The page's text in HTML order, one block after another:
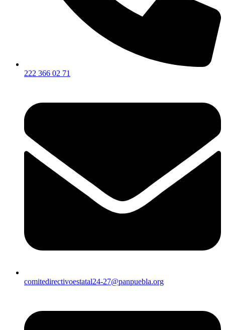
222 366 02 71
comitedirectivoestatal24-27@panpuebla.org